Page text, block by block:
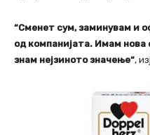
“Сменет сум, заминувам и
од компанијата. Имам нова
знам нејзиното значење“,